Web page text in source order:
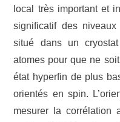
local très important et
significatif des niveaux
situé dans un
atomes pour que ne
état hyperfin de plus
orientés en spin.
mesurer la corrélation